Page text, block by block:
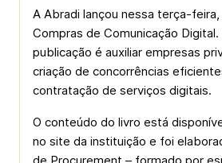
A Abradi lançou nessa terça-feira,
Compras de Comunicação
publicação é auxiliar empresas
criação de concorrências
contratação de serviços digitais.
O conteúdo do livro está
no site da instituição e foi